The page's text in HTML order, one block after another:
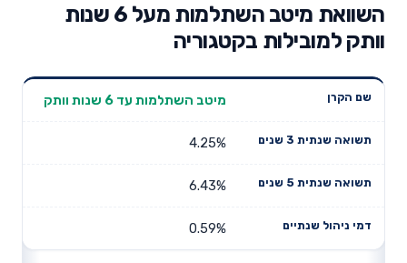
השוואת מיטב השתלמות מעל 6 שנות
וותק למובילות בקטגוריה
שנים
תשואה
דמי ניהול
מיטב השתלמות עד 6 שנות וותק
4.25%
6.43%
0.59%